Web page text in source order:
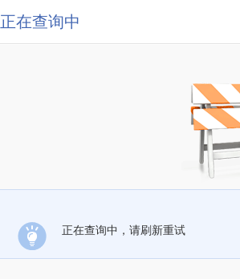
正在查询中
正在查询中，请刷新重试